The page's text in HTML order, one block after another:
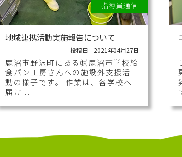
指導員通信
地域連携活動実施報告について
投稿日：2021年04月27日
鹿沼市野沢町にある㈱鹿沼市学校給
食パン工房さんへの施設外支援活
動の様子です。 作業は、各学校へ
届け...